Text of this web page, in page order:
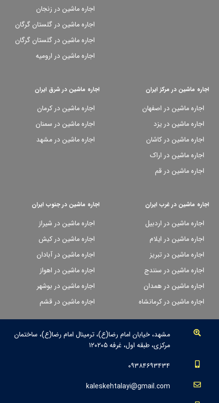
اجاره ماشین در زنجان
اجاره ماشین در گلستان گرگان
اجاره ماشین در گلستان گرگان
اجاره ماشین در ارومیه
اجاره ماشین در مرکز ایران
اجاره ماشین در اصفهان
اجاره ماشین در یزد
اجاره ماشین در کاشان
اجاره ماشین در اراک
اجاره ماشین در قم
اجاره ماشین در شرق ایران
اجاره ماشین در کرمان
اجاره ماشین در سمنان
اجاره ماشین در مشهد
اجاره ماشین در غرب ایران
اجاره ماشین در اردبیل
اجاره ماشین در ایلام
اجاره ماشین در تبریز
اجاره ماشین در سنندج
اجاره ماشین در همدان
اجاره ماشین در کرمانشاه
اجاره ماشین در جنوب ایران
اجاره ماشین در شیراز
اجاره ماشین در کیش
اجاره ماشین در آبادان
اجاره ماشین در اهواز
اجاره ماشین در بوشهر
اجاره ماشین در قشم
مشهد، خیابان امام رضا(ع)، ترمینال امام رضا(ع)، ساختمان
مرکزی، طبقه اول، غرفه ۱۲۰۲۰۵
۰۹۳۸۴۶۹۳۴۳۴
kaleskehtalayi@gmail.com